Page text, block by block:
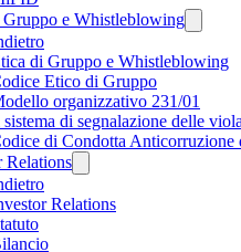
e Whistleblowing
di Gruppo e Whistleblowing
Etico di Gruppo
organizzativo 231/01
di segnalazione delle
di Condotta Anticorruzione
Relations
Relations